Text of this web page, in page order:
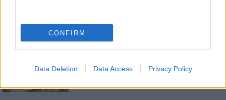
CONFIRM
Data Deletion Data Access Privacy Policy
Gyárleállításokkal és átszervezett
termeléssel tehermentesíti a